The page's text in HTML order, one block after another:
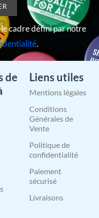
le cadre défini par notre
.
de
Liens utiles
Mentions légales
Conditions
Générales de
Vente
Politique de
confidentialité
Paiement
sécurisé
Livraisons